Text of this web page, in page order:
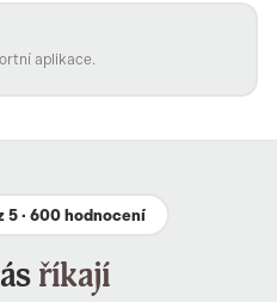
aplikace.
5 · 600 hodnocení
říkají